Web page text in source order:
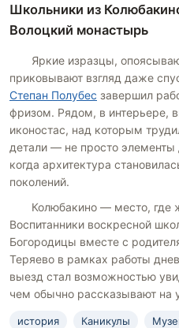
Школьники из
Волоцкий монастырь
Яркие изразцы,
приковывают взгляд даже
Степан Полубес завершил
фризом. Рядом, в интерьере,
иконостас, над которым
детали — не просто элементы
когда архитектура
поколений.
Колюбакино — место, где
Воспитанники воскресной
Богородицы вместе с
Теряево в рамках работы
выезд стал возможностью
чем обычно рассказывают на
история Каникулы